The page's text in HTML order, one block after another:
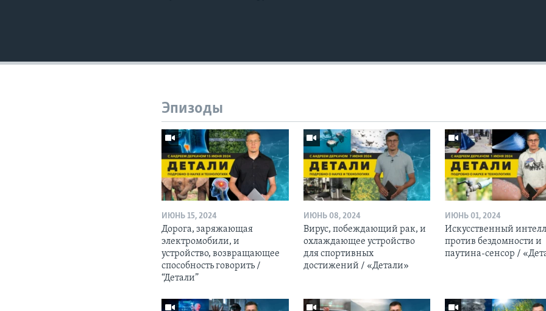
Эпизоды
ИЮНЬ 15, 2024
Дорога, заряжающая
электромобили, и
устройство, возвращающее
способность говорить /
“Детали”
ИЮНЬ 08, 2024
Вирус, побеждающий рак, и
охлаждающее устройство
для спортивных
достижений / «Детали»
ИЮНЬ 01, 2024
Искусственный
против бездомности и
паутина-сенсор /